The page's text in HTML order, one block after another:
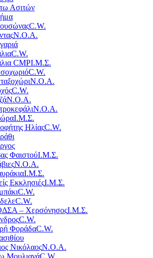
Ασιτών
C.W.
Ν.Ο.Α.
C.W.
CMPΙ.Μ.Σ.
C.W.
Ν.Ο.Α.
C.W.
Ν.Ο.Α.
Ν.Ο.Α.
Ι.Μ.Σ.
ΗλίαςC.W.
ΦαιστούΙ.Μ.Σ.
Ν.Ο.Α.
Ι.Μ.Σ.
ΕκκλησιέςΙ.Μ.Σ.
C.W.
C.W.
– ΧερσόνησοςΙ.Μ.Σ.
C.W.
ΦοράδαC.W.
ΝικόλαοςΝ.Ο.Α.